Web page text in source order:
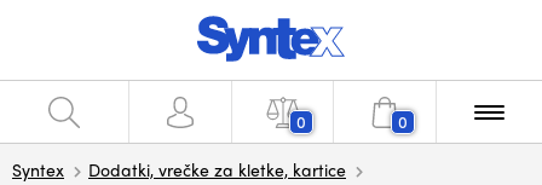
0 0
Syntex
Dodatki, vrečke za kletke, kartice